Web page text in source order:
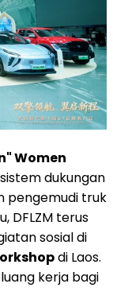
Women
dukungan
pengemudi truk
DFLZM terus
sosial di
di Laos.
kerja bagi